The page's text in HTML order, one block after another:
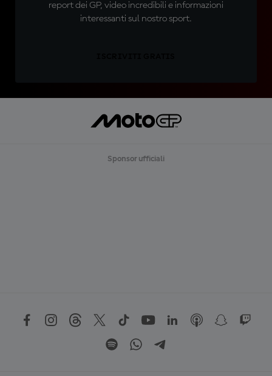
report dei GP, video incredibili e informazioni
interessanti sul nostro sport.
Sponsor ufficiali